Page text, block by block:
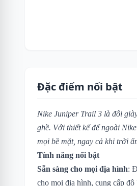
Đặc điểm nổi bật
Nike Juniper Trail 3 là đôi
ghề. Với thiết kế đế ngoài
mọi bề mặt, ngay cả khi trời
Tính năng nổi bật
Sẵn sàng cho mọi địa hình:
cho mọi địa hình, cung cấp